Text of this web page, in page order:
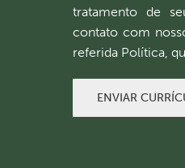
tratamento de
contato com
referida Política,
ENVIAR